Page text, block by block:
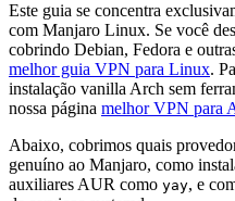
Este guia se concentra
com Manjaro Linux. Se você
cobrindo Debian, Fedora e
melhor guia VPN para Linux.
instalação vanilla Arch sem
nossa página melhor VPN para
Abaixo, cobrimos quais
genuíno ao Manjaro, como
auxiliares AUR como yay, e